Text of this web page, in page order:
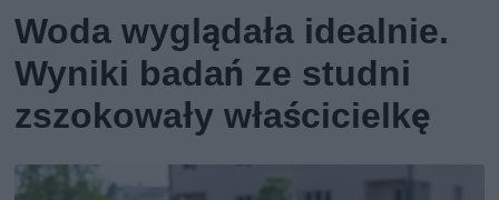
Woda wyglądała idealnie.
Wyniki badań ze studni
zszokowały właścicielkę